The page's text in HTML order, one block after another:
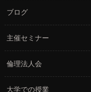
ブログ
主催セミナー
倫理法人会
大学での授業